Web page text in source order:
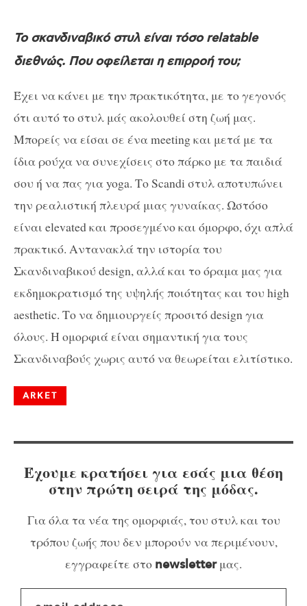
Το σκανδιναβικό στυλ είναι τόσο relatable
διεθνώς. Που οφείλεται η επιρροή του;
Έχει να κάνει με την πρακτικότητα, με το γεγονός
ότι αυτό το στυλ μάς ακολουθεί στη ζωή μας.
Μπορείς να είσαι σε ένα meeting και μετά με τα
ίδια ρούχα να συνεχίσεις στο πάρκο με τα παιδιά
σου ή να πας για yoga. Το Scandi στυλ αποτυπώνει
την ρεαλιστική πλευρά μιας γυναίκας. Ωστόσο
είναι elevated και προσεγμένο και όμορφο, όχι απλά
πρακτικό. Αντανακλά την ιστορία του
Σκανδιναβικού design, αλλά και το όραμα μας για
εκδημοκρατισμό της υψηλής ποιότητας και του high
aesthetic. Το να δημιουργείς προσιτό design για
όλους. Η ομορφιά είναι σημαντική για τους
Σκανδιναβούς χωρις αυτό να θεωρείται ελιτίστικο.
ARKET
Έχουμε κρατήσει για εσάς μια θέση
στην πρώτη σειρά της μόδας.
Για όλα τα νέα της ομορφιάς, του στυλ και του
τρόπου ζωής που δεν μπορούν να περιμένουν,
εγγραφείτε στο newsletterμας.